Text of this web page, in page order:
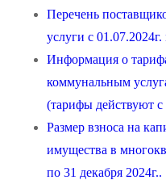
Перечень
услуги с
Информация о
коммунальным
(тарифы действуют с
Размер взноса на
имущества в
по 31 декабря 2024г..